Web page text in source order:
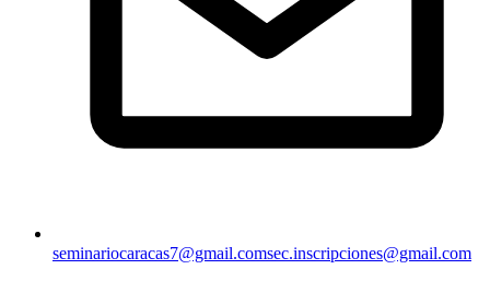
seminariocaracas7@gmail.comsec.inscripciones@gmail.com